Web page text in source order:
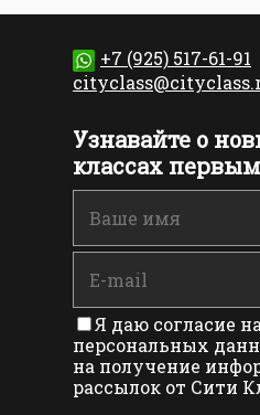
+7 (925) 517-61-91
Узнавайте о
классах
Я даю согласие
персональных
на получение
рассылок от Сити